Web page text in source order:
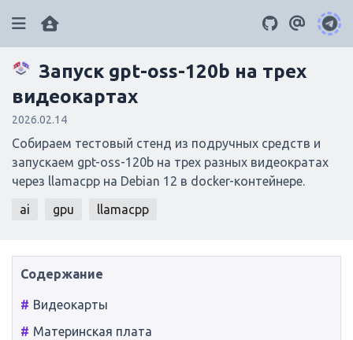
ai4 gpu4 llamacpp
docker9
tarantool 3 hardware2 sentry2 mysql 7
nginx3 php19 литература6 windows2
raid bios2 dos
apache2 phpmyadmin
wordpress 2
Запуск gpt-oss-120b на трех
видеокартах
2026.02.14
Собираем тестовый стенд из подручных средств и
запускаем gpt-oss-120b на трех разных видеократах
через llamacpp на Debian 12 в docker-контейнере.
ai
gpu llamacpp
Видеокарты
Материнская плата